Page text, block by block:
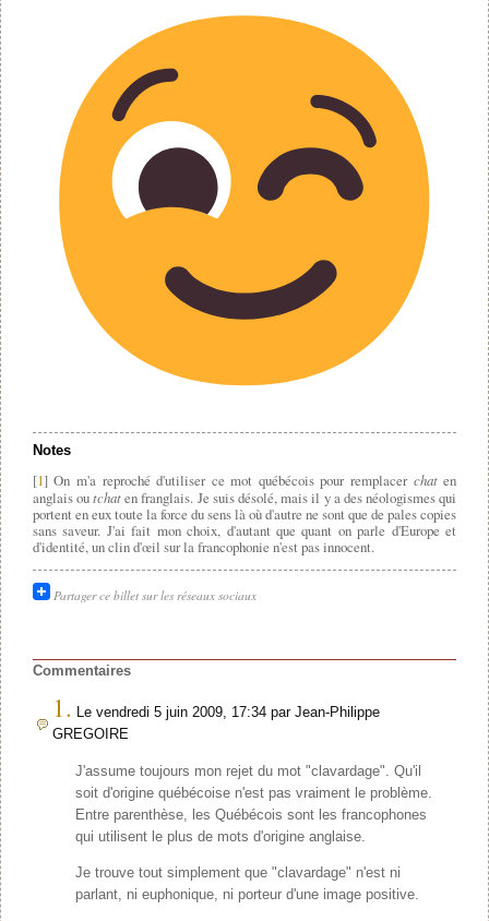
Notes
[1] On m'a reproché d'utiliser ce mot québécois pour remplacer chaten
anglais outchaten franglais. Je suis désolé, mais il y a des néologismes qui
portent en eux toute la force du sens là où d'autre ne sont que de pales copies
sans saveur. J'ai fait mon choix, d'autant que quant on parle d'Europe et
d'identité, un clin d'œil sur la francophonie n'est pas innocent.
Partager ce billet sur les réseaux sociaux
Commentaires
1. Le vendredi 5 juin 2009, 17:34 par Jean-Philippe
GREGOIRE
J'assume toujours mon rejet du mot "clavardage". Qu'il
soit d'origine québécoise n'est pas vraiment le problème.
Entre parenthèse, les Québécois sont les francophones
qui utilisent le plus de mots d'origine anglaise.
Je trouve tout simplement que "clavardage" n'est ni
parlant, ni euphonique, ni porteur d'une image positive.